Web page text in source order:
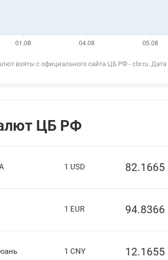
взяты с официального сайта ЦБ РФ - cbr.ru. Дата
ЦБ РФ
1 USD 82.1665
1 EUR 94.8366
1 CNY 12.1655